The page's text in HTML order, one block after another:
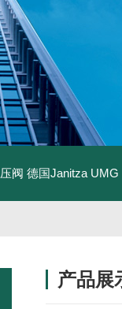
阀 德国Janitza UMG
产品展